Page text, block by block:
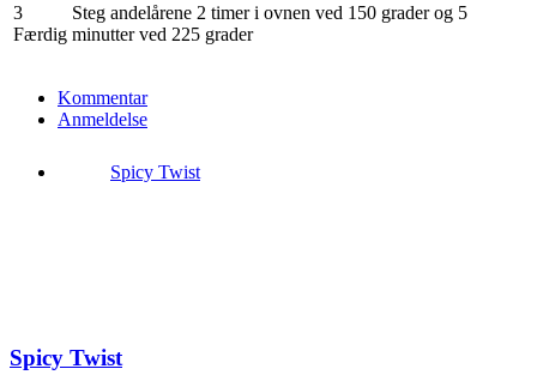
3
Færdig
Steg andelårene 2 timer i ovnen ved 150 grader og 5
minutter ved 225 grader
Kommentar
Anmeldelse
Spicy Twist
Spicy Twist